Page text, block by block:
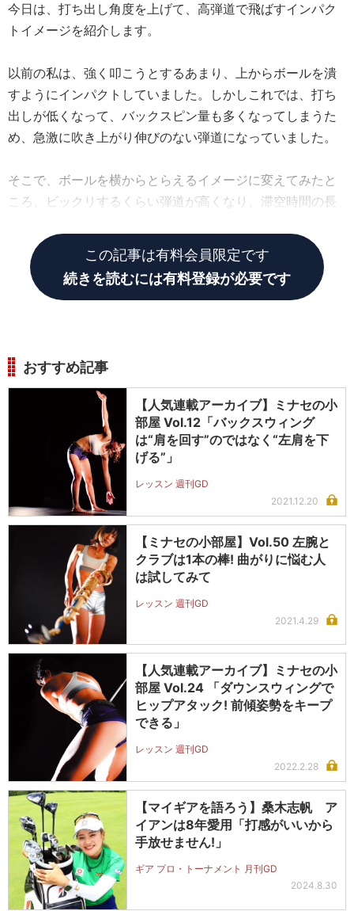
今日は、打ち出し角度を上げて、高弾道で飛ばすインパク
トイメージを紹介します。
以前の私は、強く叩こうとするあまり、上からボールを潰
すようにインパクトしていました。しかしこれでは、打ち
出しが低くなって、バックスピン量も多くなってしまうた
め、急激に吹き上がり伸びのない弾道になっていました。
そこで、ボールを横からとらえるイメージに変えてみたと
ころ、ビックリするくらい弾道が高くなり、滞空時間の長
この記事は有料会員限定です
続きを読むには有料登録が必要です
おすすめ記事
【人気連載アーカイブ】ミナセの小
部屋 Vol.12「バックスウィング
は“肩を回す”のではなく“左肩を下
げる”」
レッスン 週刊GD
2021.12.20
【ミナセの小部屋】Vol.50 左腕と
クラブは1本の棒! 曲がりに悩む人
は試してみて
レッスン 週刊GD
2021.4.29
【人気連載アーカイブ】ミナセの小
部屋 Vol.24 「ダウンスウィングで
ヒップアタック! 前傾姿勢をキープ
できる」
レッスン 週刊GD
2022.2.28
【マイギアを語ろう】桑木志帆 ア
イアンは8年愛用「打感がいいから
手放せません!」
ギア プロ・トーナメント 月刊GD
2024.8.30